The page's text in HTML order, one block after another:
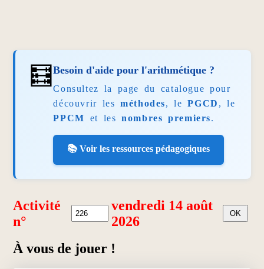
🧮Besoin d'aide pour l'arithmétique ?
Consultez la page du catalogue pour
découvrir lesméthodes, lePGCD , le
PPCM
et lesnombres premiers.
📚 Voir les ressources pédagogiques
Activité
n°
vendredi 14 août
2026
À vous de jouer !